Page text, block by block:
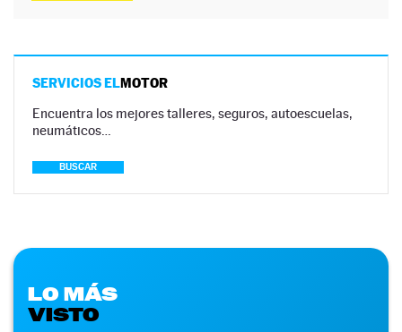
SERVICIOS ELMOTOR
Encuentra los mejores talleres, seguros, autoescuelas,
neumáticos…
BUSCAR
LO MÁS
VISTO